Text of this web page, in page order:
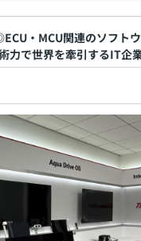
・MCU関連のソフト
力で世界を牽引するIT企